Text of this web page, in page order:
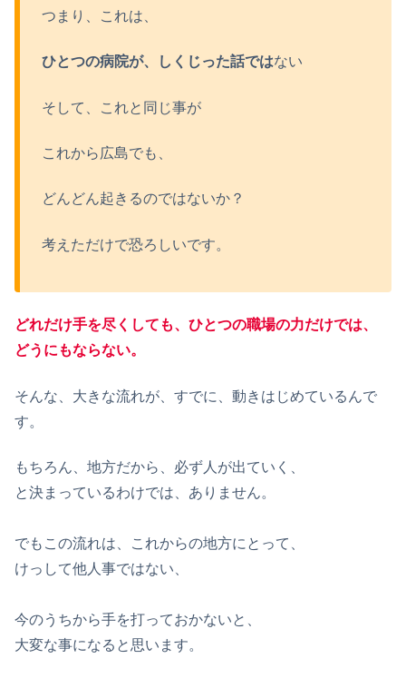
つまり、これは、
ひとつの病院が、しくじった話ではない
そして、これと同じ事が
これから広島でも、
どんどん起きるのではないか？
考えただけで恐ろしいです。
どれだけ手を尽くしても、ひとつの職場の力だけでは、
どうにもならない。
そんな、大きな流れが、すでに、動きはじめているんで
す。
もちろん、地方だから、必ず人が出ていく、
と決まっているわけでは、ありません。
でもこの流れは、これからの地方にとって、
けっして他人事ではない、
今のうちから手を打っておかないと、
大変な事になると思います。